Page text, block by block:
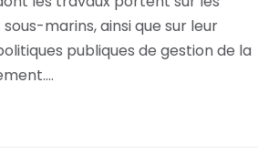
marins, ainsi que sur leur
publiques de gestion de la